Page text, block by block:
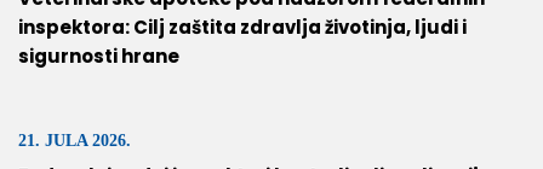
inspektora: Cilj zaštita zdravlja životinja, ljudi i
sigurnosti hrane
21. JULA 2026.